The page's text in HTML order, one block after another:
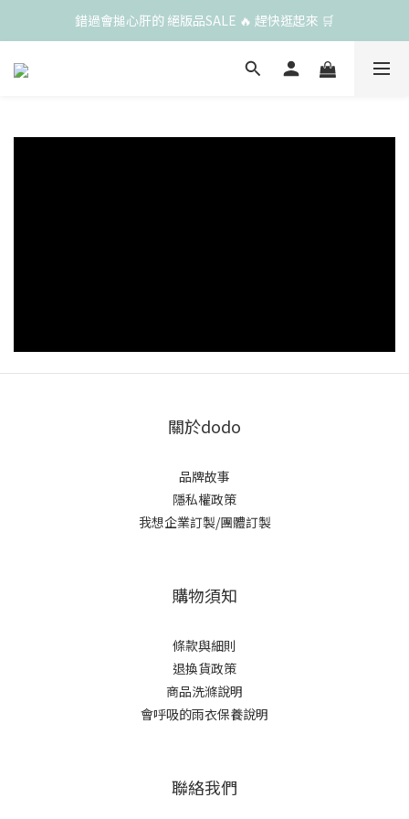
錯過會搥心肝的 絕版品SALE 🔥 趕快逛起來 🛒
關於dodo
品牌故事
隱私權政策
我想企業訂製/團體訂製
購物須知
條款與細則
退換貨政策
商品洗滌說明
會呼吸的雨衣保養說明
聯絡我們